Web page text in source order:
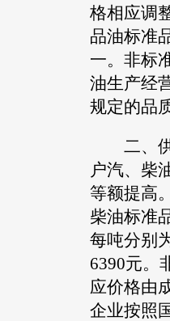
格相应调
品油标准
一。非标
油生产经
规定的品
二、供
户汽、柴
等额提高
柴油标准
每吨分别
6390元。
应价格由
企业按照